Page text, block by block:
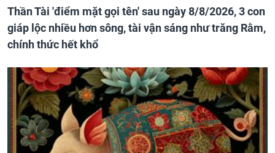
Thần Tài 'điểm mặt gọi tên' sau ngày 8/8/2026, 3 con
giáp lộc nhiều hơn sông, tài vận sáng như trăng Rằm,
chính thức hết khổ